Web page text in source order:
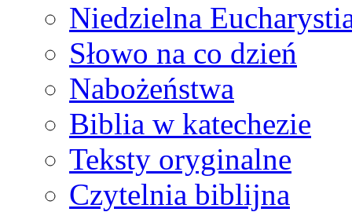
Niedzielna
Słowo na co dzień
Nabożeństwa
Biblia w katechezie
Teksty oryginalne
Czytelnia biblijna